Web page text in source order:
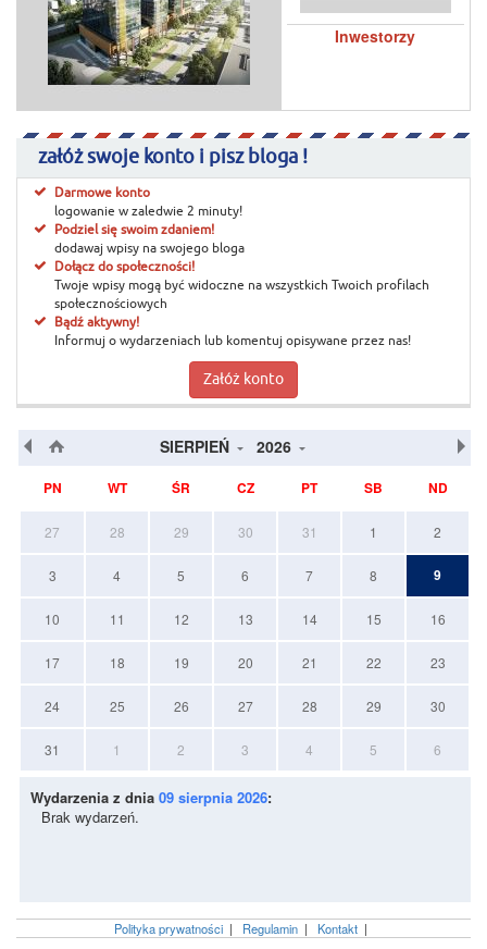
Inwestorzy
załóż swoje konto i pisz bloga !
Darmowe konto
logowanie w zaledwie 2 minuty!
Podziel się swoim zdaniem!
dodawaj wpisy na swojego bloga
Dołącz do społeczności!
Twoje wpisy mogą być widoczne na wszystkich Twoich profilach
społecznościowych
Bądź aktywny!
Informuj o wydarzeniach lub komentuj opisywane przez nas!
Załóż konto
SIERPIEŃ 2026
PN WT ŚR CZ PT SB ND
27 28 29 30 31 1 2
3 4 5 6 7 8 9
10 11 12 13 14 15 16
17 18 19 20 21 22 23
24 25 26 27 28 29 30
31 1 2 3 4 5 6
Wydarzenia z dnia 09 sierpnia 2026:
Brak wydarzeń.
Polityka prywatności| Regulamin| Kontakt|